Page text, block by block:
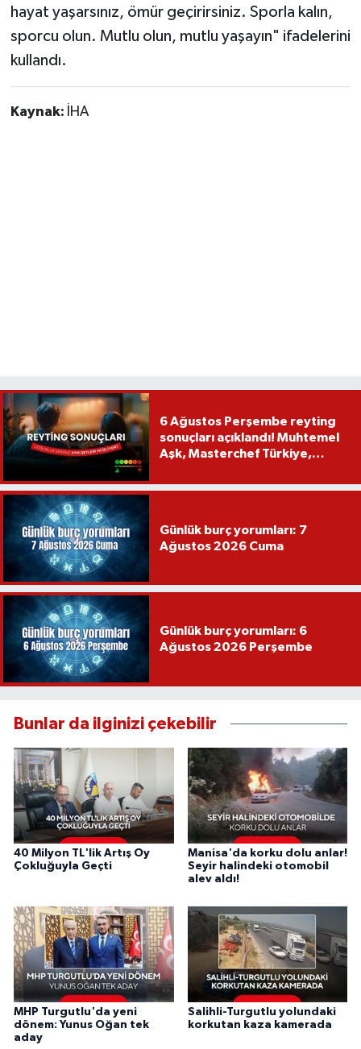
hayat yaşarsınız, ömür geçirirsiniz. Sporla kalın,
sporcu olun. Mutlu olun, mutlu yaşayın" ifadelerini
kullandı.
Kaynak: İHA
6 Ağustos Perşembe reyting
sonuçları açıklandı! Muhtemel
Aşk, Masterchef Türkiye,
Günlük burç yorumları: 7
Ağustos 2026 Cuma
Günlük burç yorumları: 6
Ağustos 2026 Perşembe
Bunlar da ilginizi çekebilir
40 Milyon TL'lik Artış Oy
Çokluğuyla Geçti
Manisa'da korku dolu anlar!
Seyir halindeki otomobil
alev aldı!
MHP Turgutlu'da yeni
dönem: Yunus Oğan tek
aday
Salihli-Turgutlu yolundaki
korkutan kaza kamerada